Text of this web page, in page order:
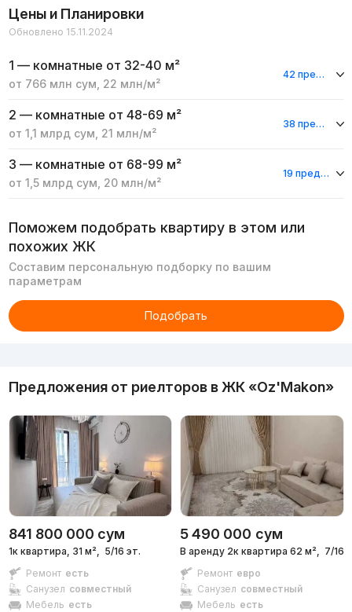
Цены и Планировки
Обновлено 15.11.2024
1 — комнатные от 32-40 м²
от 766 млн сум 22 млн/м²
42 предложения
2 — комнатные от 48-69 м²
от 1,1 млрд сум 21 млн/м²
38 предложений
3 — комнатные от 68-99 м²
от 1,5 млрд сум 20 млн/м²
19 предложений
Поможем подобрать квартиру в этом или
похожих ЖК
Составим персональную подборку по вашим
параметрам
Подобрать
Предложения от риелторов в ЖК «Oz'Makon»
841 800 000 сум
1к квартира, 31 м², 5/16 эт.
Ремонт есть
Санузел совместный
Мебель есть
5 490 000 сум
В аренду 2к квартира 62 м², 7/16
Ремонт евро
Санузел совместный
Мебель есть